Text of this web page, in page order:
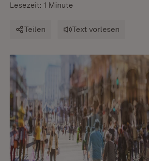
Lesezeit: 1 Minute
Teilen Text vorlesen